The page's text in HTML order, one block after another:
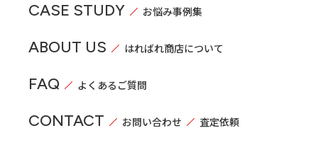
CASE STUDY お悩み事例集
ABOUT US はればれ商店について
FAQ よくあるご質問
CONTACT お問い合わせ 査定依頼